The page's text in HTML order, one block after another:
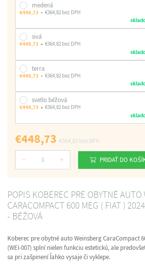
medená
€448,73
€364,82 bez DPH
sivá
€448,73
€364,82 bez DPH
terra
€448,73
€364,82 bez DPH
svetlo béžová
€448,73
€364,82 bez DPH
€448,73 €364,82 bez DPH
Počet PRIDAŤ DO
POPIS KOBEREC PRE OBYTNÉ AUTO
CARACOMPACT 600 MEG ( FIAT )
- BÉŽOVÁ
Koberec pre obytné auto Weinsberg CaraCompact
(WEI-007) splní nielen funkciu estetickú, ale
sa pri zašpinení ľahko vysaje či vyklepe.